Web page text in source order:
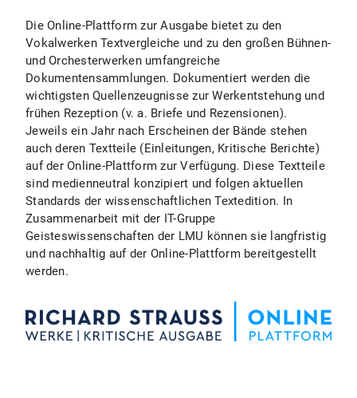
Die Online-Plattform zur Ausgabe bietet zu den
Vokalwerken Textvergleiche und zu den großen Bühnen-
und Orchesterwerken umfangreiche
Dokumentensammlungen. Dokumentiert werden die
wichtigsten Quellenzeugnisse zur Werkentstehung und
frühen Rezeption (v. a. Briefe und Rezensionen).
Jeweils ein Jahr nach Erscheinen der Bände stehen
auch deren Textteile (Einleitungen, Kritische Berichte)
auf der Online-Plattform zur Verfügung. Diese Textteile
sind medienneutral konzipiert und folgen aktuellen
Standards der wissenschaftlichen Textedition. In
Zusammenarbeit mit der IT-Gruppe
Geisteswissenschaften der LMU können sie langfristig
und nachhaltig auf der Online-Plattform bereitgestellt
werden.